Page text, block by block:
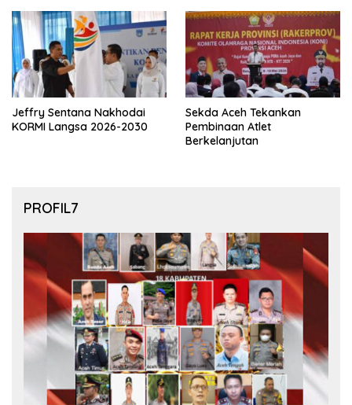
Jeffry Sentana Nakhodai
KORMI Langsa 2026-2030
Sekda Aceh Tekankan
Pembinaan Atlet
Berkelanjutan
PROFIL7